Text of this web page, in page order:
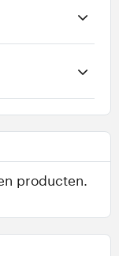
producten.